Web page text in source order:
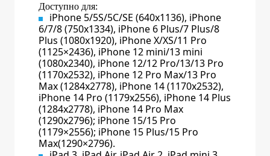
Доступно для:
iPhone 5/5S/5C/SE (640x1136), iPhone
6/7/8 (750x1334), iPhone 6 Plus/7 Plus/8
Plus (1080x1920), iPhone X/XS/11 Pro
(1125×2436), iPhone 12 mini/13 mini
(1080x2340), iPhone 12/12 Pro/13/13 Pro
(1170x2532), iPhone 12 Pro Max/13 Pro
Max (1284x2778), iPhone 14 (1170x2532),
iPhone 14 Pro (1179x2556), iPhone 14 Plus
(1284x2778), iPhone 14 Pro Max
(1290x2796); iPhone 15/15 Pro
(1179×2556); iPhone 15 Plus/15 Pro
Max(1290×2796).